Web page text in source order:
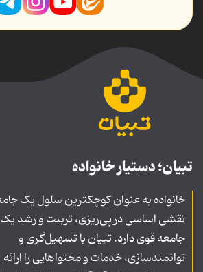
تبیان؛ دستیار خانواده
خانواده به عنوان کوچکترین سلول یک
نقشی اساسی در پی‌ریزی، تربیت و رشد یک
جامعه قوی دارد. تبیان با تسهیل‌گری و
توانمندسازی، خدمات و محتواهایی را ارائه